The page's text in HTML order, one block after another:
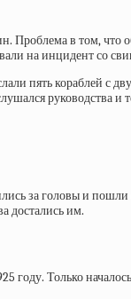
в том, что
на инцидент со
пять кораблей с
руководства
за головы и
достались им.
году. Только